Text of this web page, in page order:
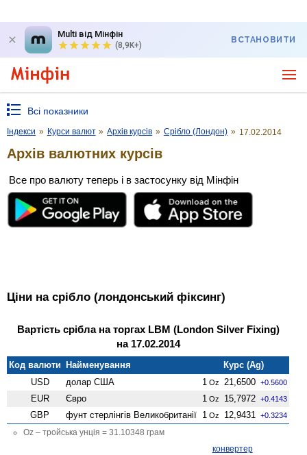
Multi від Мінфін
(8,9K+)
ВСТАНОВИТИ
Всі показники
Індекси » Курси валют » Архів курсів » Срібло (Лондон) » 17.02.2014
Архів валютних курсів
Все про валюту теперь і в застосунку від Мінфін
Ціни на срібло (лондонський фіксинг)
Вартість срібла на торгах LBM (London Silver Fixing)
на 17.02.2014
Код валюти Найменування
Курс (Ag)
USD
долар США 1 Oz 21,6500 +0.5600
EUR Євро 1 Oz 15,7972 +0.4143
GBP фунт стерлінгів Велико­британії 1 Oz 12,9431 +0.3234
Oz – тройська унція = 31.10348 грам
конвертер